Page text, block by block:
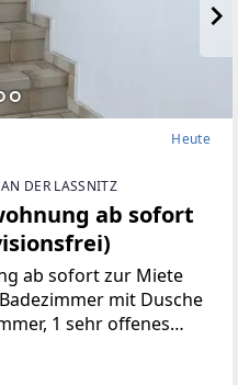
Heute
DER LASSNITZ
ab sofort
ab sofort zur Miete
mit Dusche
1 sehr offenes
1 voll